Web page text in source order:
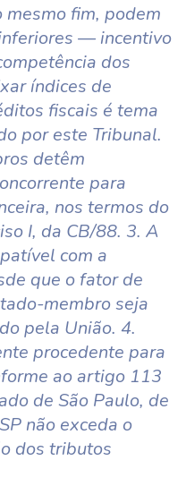
fim, podem
— incentivo
dos
índices de
fiscais é tema
por este Tribunal.
detêm
para
nos termos do
I, da CB/88. 3. A
com a
que o fator de
membro seja
pela União. 4.
procedente para
ao artigo 113
de São Paulo, de
não exceda o
dos tributos